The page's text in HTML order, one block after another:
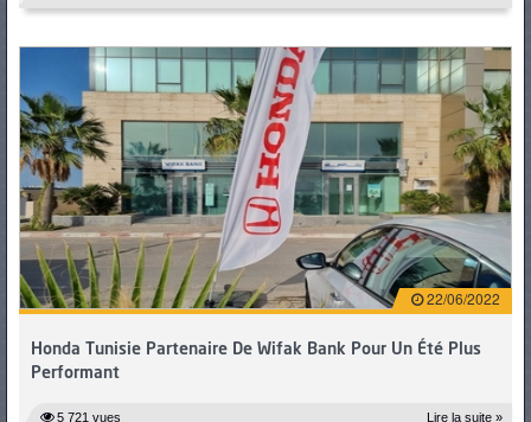
22/06/2022
Honda Tunisie Partenaire De Wifak Bank Pour Un Été Plus
Performant
5 721 vues Lire la suite »